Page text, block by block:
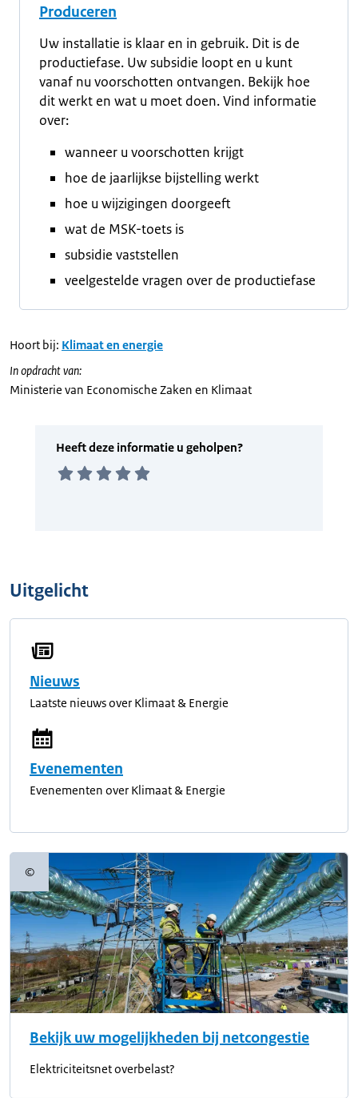
Produceren
Uw installatie is klaar en in gebruik. Dit is de
productiefase. Uw subsidie loopt en u kunt
vanaf nu voorschotten ontvangen. Bekijk hoe
dit werkt en wat u moet doen. Vind informatie
over:
wanneer u voorschotten krijgt
hoe de jaarlijkse bijstelling werkt
hoe u wijzigingen doorgeeft
wat de MSK-toets is
subsidie vaststellen
veelgestelde vragen over de productiefase
Hoort bij: Klimaat en energie
In opdracht van:
Ministerie van Economische Zaken en Klimaat
Uitgelicht
Nieuws
Laatste nieuws over Klimaat & Energie
Evenementen
Evenementen over Klimaat & Energie
©Copyrightinformatie
Bekijk uw mogelijkheden bij netcongestie
Elektriciteitsnet overbelast?